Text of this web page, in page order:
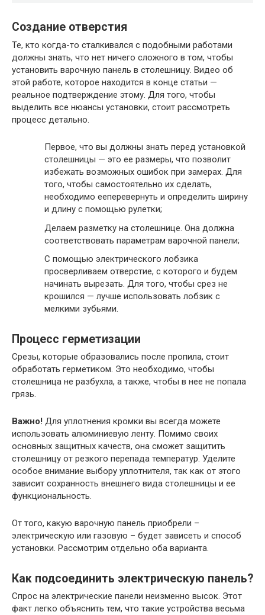
Создание отверстия
Те, кто когда-то сталкивался с подобными работами
должны знать, что нет ничего сложного в том, чтобы
установить варочную панель в столешницу. Видео об
этой работе, которое находится в конце статьи —
реальное подтверждение этому. Для того, чтобы
выделить все нюансы установки, стоит рассмотреть
процесс детально.
Первое, что вы должны знать перед установкой
столешницы — это ее размеры, что позволит
избежать возможных ошибок при замерах. Для
того, чтобы самостоятельно их сделать,
необходимо ееперевернуть и определить ширину
и длину с помощью рулетки;
Делаем разметку на столешнице. Она должна
соответствовать параметрам варочной панели;
С помощью электрического лобзика
просверливаем отверстие, с которого и будем
начинать вырезать. Для того, чтобы срез не
крошился — лучше использовать лобзик с
мелкими зубьями.
Процесс герметизации
Срезы, которые образовались после пропила, стоит
обработать герметиком. Это необходимо, чтобы
столешница не разбухла, а также, чтобы в нее не попала
грязь.
Важно! Для уплотнения кромки вы всегда можете
использовать алюминиевую ленту. Помимо своих
основных защитных качеств, она сможет защитить
столешницу от резкого перепада температур. Уделите
особое внимание выбору уплотнителя, так как от этого
зависит сохранность внешнего вида столешницы и ее
функциональность.
От того, какую варочную панель приобрели –
электрическую или газовую – будет зависеть и способ
установки. Рассмотрим отдельно оба варианта.
Как подсоединить электрическую панель?
Спрос на электрические панели неизменно высок. Этот
факт легко объяснить тем, что такие устройства весьма